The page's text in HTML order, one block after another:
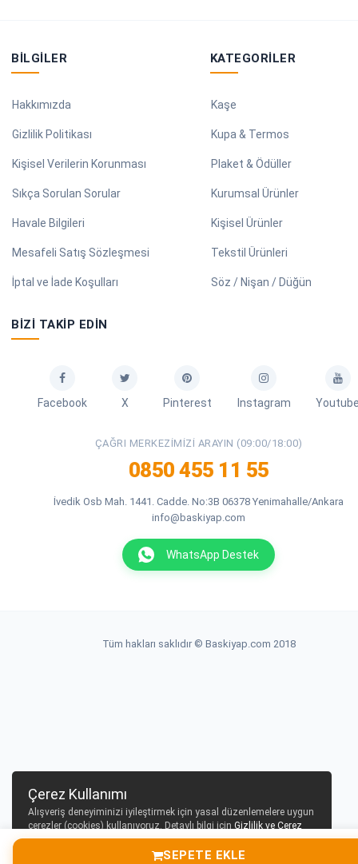
SEPETE EKLE
BILGILER
Hakkımızda
Gizlilik Politikası
Kişisel Verilerin Korunması
Sıkça Sorulan Sorular
Havale Bilgileri
Mesafeli Satış Sözleşmesi
İptal ve İade Koşulları
KATEGORILER
Kaşe
Kupa & Termos
Plaket & Ödüller
Kurumsal Ürünler
Kişisel Ürünler
Tekstil Ürünleri
Söz / Nişan / Düğün
BIZI TAKIP EDIN
Facebook X Pinterest Instagram
ÇAĞRI MERKEZIMIZI ARAYIN (09:00/18:00)
0850 455 11 55
İvedik Osb Mah. 1441. Cadde. No:3B 06378 Yenimahalle/Ankara
info@baskiyap.com
WhatsApp Destek
Tüm hakları saklıdır © Baskiyap.com 2018
Çerez Kullanımı
Alışveriş deneyiminizi iyileştirmek için yasal düzenlemelere uygun
çerezler (cookies) kullanıyoruz. Detaylı bilgi için Gizlilik ve Çerez
Politikasısayfamızı inceleyebilirsiniz.